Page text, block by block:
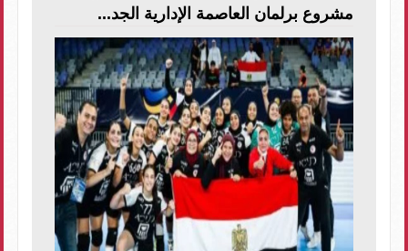
مشروع برلمان العاصمة الإدارية الجد...